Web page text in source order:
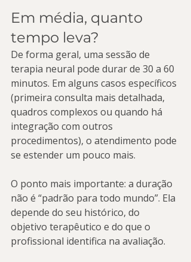
Em média, quanto
tempo leva?
De forma geral, uma sessão de
terapia neural pode durar de 30 a 60
minutos. Em alguns casos específicos
(primeira consulta mais detalhada,
quadros complexos ou quando há
integração com outros
procedimentos), o atendimento pode
se estender um pouco mais.
O ponto mais importante: a duração
não é “padrão para todo mundo”. Ela
depende do seu histórico, do
objetivo terapêutico e do que o
profissional identifica na avaliação.